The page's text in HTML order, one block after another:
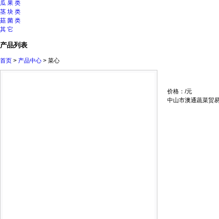
瓜 果 类
茎 块 类
菇 菌 类
其 它
产品列表
首页 > 产品中心 > 菜心
价格：/元
中山市澳通蔬菜贸